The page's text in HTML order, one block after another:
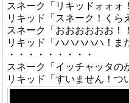
スネーク「リキッドォォォ
リキッド「スネーク！くら
スネーク「おおおおおお！
リキッド「ハハハハハ！ま
・・・・・・・・・
スネーク「イッチャッタの
リキッド「すいません！つ